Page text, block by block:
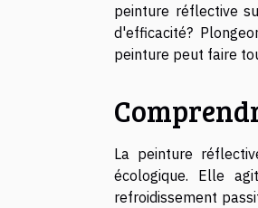
peinture réflective
d'efficacité?
peinture peut faire
La peinture
écologique. Elle
refroidissement